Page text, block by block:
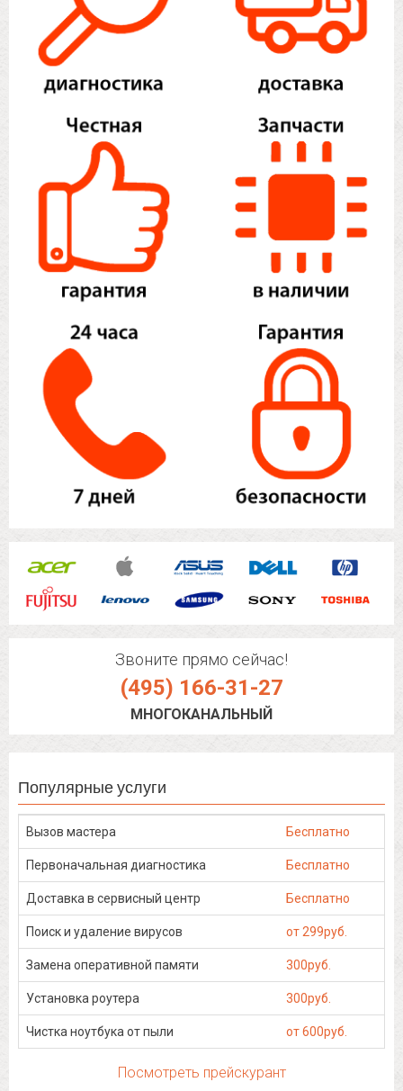
Звоните прямо сейчас!
(495) 166-31-27
МНОГОКАНАЛЬНЫЙ
Популярные услуги
Вызов мастера Бесплатно
Первоначальная диагностика Бесплатно
Доставка в сервисный центр Бесплатно
Поиск и удаление вирусов от 299руб.
Замена оперативной памяти 300руб.
Установка роутера 300руб.
Чистка ноутбука от пыли от 600руб.
Посмотреть прейскурант